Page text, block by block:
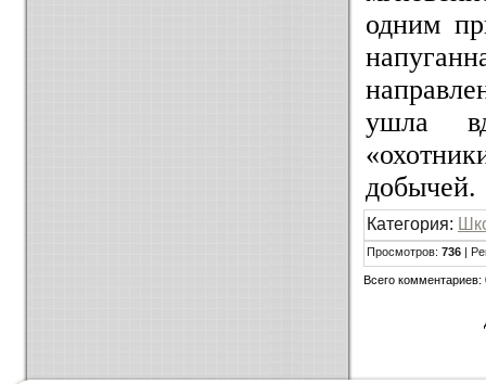
одним
ушла
добычей.
Категория:
Просмотров: 736 |
Всего комментариев: